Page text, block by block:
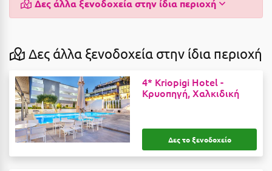
Αρκίτσα
Αρχαία Ολυμπία
Αστυπάλαια
Αττική
Αχαΐα
Β
Βίλες
Ενοικιαζόμενα Δωμάτια
Διαμερίσματα
Studios
Boutique Hotels
Ξενώνες
Δες άλλα ξενοδοχεία στην ίδια περιοχή
Δες άλλα ξενοδοχεία στην ίδια περιοχή
4* Kriopigi Hotel -
Κρυοπηγή, Χαλκιδική
Δες το ξενοδοχείο